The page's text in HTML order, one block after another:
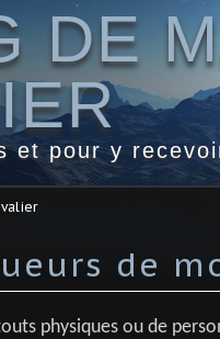
DE
et pour y
de
physiques ou de